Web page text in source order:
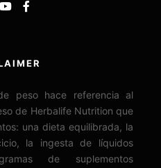
peso hace referencia al
de Herbalife Nutrition que
una dieta equilibrada, la
la ingesta de líquidos
de suplementos